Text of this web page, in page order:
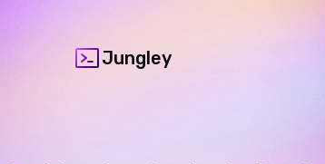
Jungley